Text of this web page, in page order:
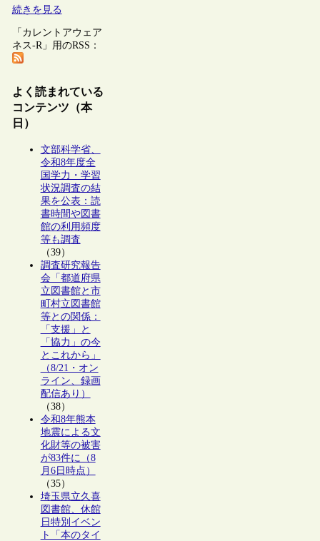
続きを見る
「カレントアウェア
ネス-R」用のRSS：
よく読まれている
コンテンツ（本
日）
文部科学省、
令和8年度全
国学力・学習
状況調査の結
果を公表：読
書時間や図書
館の利用頻度
等も調査
（39）
調査研究報告
会「都道府県
立図書館と市
町村立図書館
等との関係：
「支援」と
「協力」の今
とこれから」
（8/21・オン
ライン、録画
配信あり）
（38）
令和8年熊本
地震による文
化財等の被害
が83件に（8
月6日時点）
（35）
埼玉県立久喜
図書館、休館
日特別イベン
ト「本のタイ